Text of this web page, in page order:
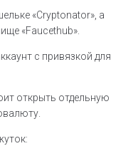
«Cryptonator», а
«Faucethub».
с привязкой для
открыть отдельную